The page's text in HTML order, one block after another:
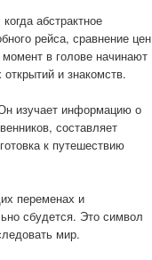
абстрактное
рейса, сравнение цен
в голове начинают
и знакомств.
изучает информацию о
составляет
к путешествию
переменах и
сбудется. Это символ
мир.